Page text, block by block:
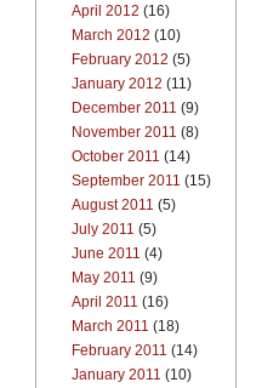
April 2012 (16)
March 2012 (10)
February 2012 (5)
January 2012 (11)
December 2011 (9)
November 2011 (8)
October 2011 (14)
September 2011 (15)
August 2011 (5)
July 2011 (5)
June 2011 (4)
May 2011 (9)
April 2011 (16)
March 2011 (18)
February 2011 (14)
January 2011 (10)